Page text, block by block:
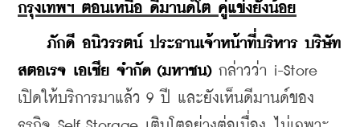
กรุงเทพฯ ตอนเหนือ ดีมานด์โต คู่แข่งยังน้อย
ภักดี อนิวรรตน์ ประธานเจ้าหน้าที่บริหาร บริษัท
สตอเรจ เอเชีย จำกัด (มหาชน) กล่าวว่า i-Store
เปิดให้บริการมาแล้ว 9 ปี และยังเห็นดีมานด์ของ